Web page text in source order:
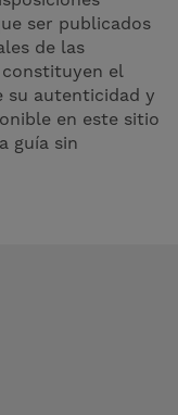
ser publicados
de las
el
su autenticidad y
en este sitio
guía sin